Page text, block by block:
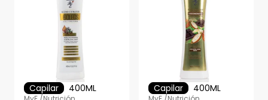
Capilar 400ML Capilar 400ML